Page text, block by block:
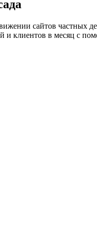
сайтов частных
клиентов в месяц с